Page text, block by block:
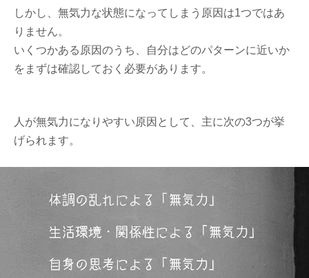
しかし、無気力な状態になってしまう原因は1つではあ
りません。
いくつかある原因のうち、自分はどのパターンに近いか
をまずは確認しておく必要があります。
人が無気力になりやすい原因として、主に次の3つが挙
げられます。